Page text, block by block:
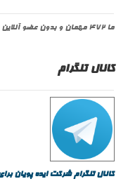
ما 472 مهمان و بدون عضو آنلاین داریم
کانال تلگرام
کانال تلگرام شرکت ایده پویان